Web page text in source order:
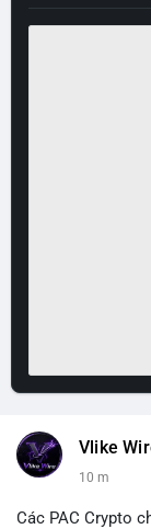
Vlike
10 m
Các PAC Crypto